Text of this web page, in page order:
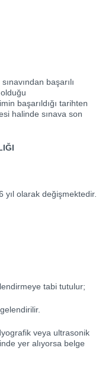
başarılı
başarıldığı tarihten
halinde sınava son
yıl olarak değişmektedir.
tabi tutulur;
veya ultrasonik
yer alıyorsa belge